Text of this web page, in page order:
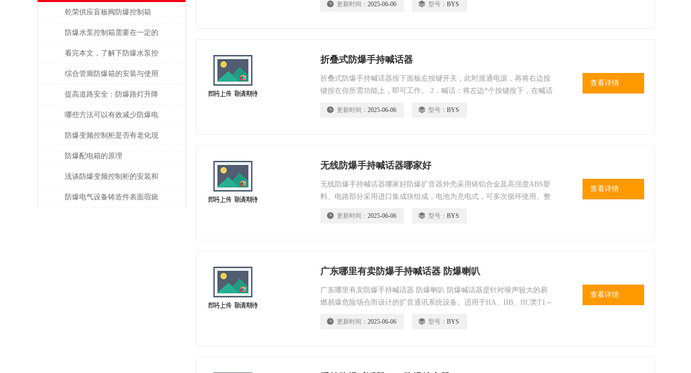
乾荣供应盲板阀防爆控制箱
防爆水泵控制箱需要在一定的
条件下进行牢靠作业
看完本文，了解下防爆水泵控
制箱的性能特点
综合管廊防爆箱的安装与使用
规范
提高道路安全：防爆路灯升降
控制箱的重要作用
哪些方法可以有效减少防爆电
控箱的故障呢？
防爆变频控制柜是否有老化现
象？从这几点着手观察
防爆配电箱的原理
浅谈防爆变频控制柜的安装和
调试
防爆电气设备铸造件表面瑕疵
更新时间： 2025-06-06 型号： BYS
折叠式防爆手持喊话器
折叠式防爆手持喊话器按下面板左按键开关，此时接通电源，再将右边按
键按在你所需功能上，即可工作。 2．喊话：将左边*个按键按下，在喊话
音：将左边第三个按键按下，即可录音。 4．放音：将右边*个按键按下即
更新时间： 2025-06-06 型号： BYS
查看详情
无线防爆手持喊话器哪家好
无线防爆手持喊话器哪家好防爆扩音器外壳采用铸铝合金及高强度ABS塑
料、电路部分采用进口集成块组成，电池为充电式，可多次循环使用。整
更新时间： 2025-06-06 型号： BYS
查看详情
广东哪里有卖防爆手持喊话器 防爆喇叭
广东哪里有卖防爆手持喊话器 防爆喇叭 防爆喊话器是针对噪声较大的易
燃易爆危险场合而设计的扩音通讯系统设备。适用于IIA、IIB、IIC类T1～
工、**、、油库、码头等场所。
更新时间： 2025-06-06 型号： BYS
查看详情